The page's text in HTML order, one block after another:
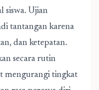
siswa. Ujian
tantangan karena
dan ketepatan.
secara rutin
mengurangi tingkat